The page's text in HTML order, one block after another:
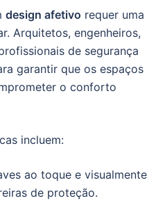
design afetivo requer uma
Arquitetos, engenheiros,
de segurança
garantir que os espaços
o conforto
incluem:
ao toque e visualmente
de proteção.